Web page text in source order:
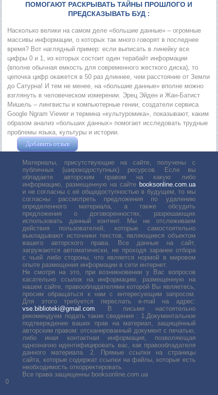
ПОМОГАЮТ РАСКРЫВАТЬ ТАЙНЫ ПРОШЛОГО И
ПРЕДСКАЗЫВАТЬ БУД :
Насколько велики на самом деле «большие данные» – огромные
массивы информации, о которых так много говорят в последнее
время? Вот наглядный пример: если выписать в линейку все
цифры 0 и 1, из которых состоит один терабайт информации
(вполне обычная емкость для современного жесткого диска), то
цепочка цифр окажется в 50 раз длиннее, чем расстояние от Земли
до Сатурна! И тем не менее, на «большие данные» вполне можно
взглянуть в человеческом измерении. Эрец Эйден и Жан-Батист
Мишель – лингвисты и компьютерные гении, создатели сервиса
Google Ngram Viewer и термина «культуромика», показывают, каким
образом анализ «больших данных» помогает исследовать трудные
проблемы языка, культуры и истории.
Добавить отзыв
Материалы, присутствующие на сайте, получены с
публичных (широкодоступных) ресурсов. Если вы
обладаете авторским правом на какую либо
информацию, размещенную на сайте booksonline.com.ua
и не согласны с её общедоступностью в будущем, то мы
согласны рассмотреть предложения по удалению
определенного материала, а также обсудить
предложения о договоренностях, разрешающих
использовать данный контент. Мы не отслеживаем
действия пользователей, которые самостоятельно
выкладывают источники текстов, являющиеся объектом
вашего авторского права. Все данные на сайт,
загружаются автоматически, не проходя заранее отбора
с чьей либо стороны, что является нормой в мировом
опыте размещения информации в сети интернет.
Не смотря на это, при возникновении у Вас вопросов
касательно ссылок на информацию, размещенную на
нашем сайте, правообладателями которой Вы являетесь,
просим обращаться к нам с интересующим запросом.
Для этого требуется переслать е-mail на адрес:
vse.biblioteki@gmail.com. В письме настоятельно
рекомендуем подать такие сведения : 1.Документальное
подтверждение ваших прав на материал, защищённый
авторским правом: отсканированный документ с печатью,
либо иная контактная информация, позволяющая
однозначно идентифицировать вас, как правообладателя
данного материала. 2. Прямые ссылки на страницы
сайта, которые содержат ссылки на файлы, которые есть
необходимость откорректировать.
Все права защищенны booksonline.com.ua
0